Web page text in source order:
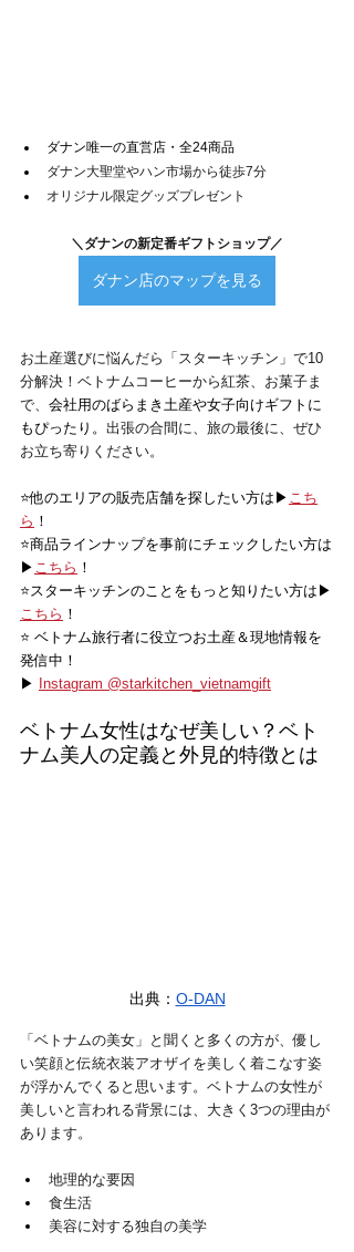
ダナン唯一の直営店・全24商品
ダナン大聖堂やハン市場から徒歩7分
オリジナル限定グッズプレゼント
＼ダナンの新定番ギフトショップ／
ダナン店のマップを見る
お土産選びに悩んだら「スターキッチン」で10
分解決！ベトナムコーヒーから紅茶、お菓子ま
で、 会社用のばらまき土産や女子向けギフトに
もぴったり。 出張の合間に、旅の最後に、ぜひ
お立ち寄りください。
⭐️他のエリアの販売店舗を探したい方は▶ こち
ら ！
⭐️商品ラインナップを事前にチェックしたい方は
▶ こちら ！
⭐️スターキッチンのことをもっと知りたい方は▶
こちら ！
⭐️ ベトナム旅行者に役立つお土産＆現地情報を
発信中！
▶
Instagram @starkitchen_vietnamgift
ベトナム女性はなぜ美しい？ベト
ナム美人の定義と外見的特徴とは
出典： O-DAN
「ベトナムの美女」と聞くと多くの方が、優し
い笑顔と伝統衣装アオザイを美しく着こなす姿
が浮かんでくると思います。ベトナムの女性が
美しいと言われる背景には、大きく3つの理由が
あります。
地理的な要因
食生活
美容に対する独自の美学